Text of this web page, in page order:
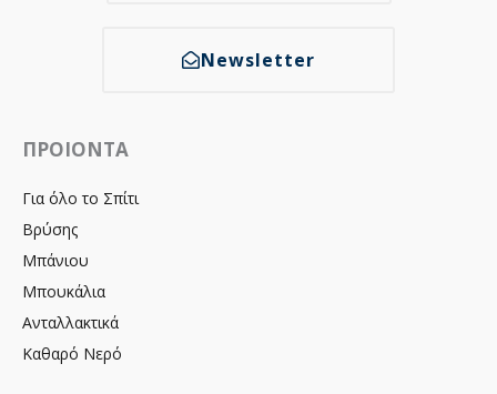
Newsletter
ΠΡΟΙΟΝΤΑ
Για όλο το Σπίτι
Βρύσης
Μπάνιου
Μπουκάλια
Ανταλλακτικά
Καθαρό Νερό